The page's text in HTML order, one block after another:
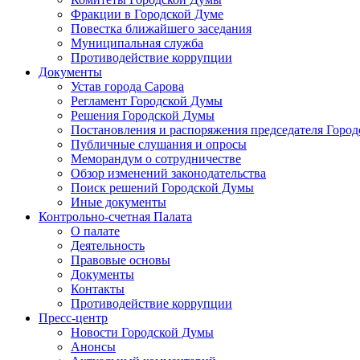
Фракции в Городской Думе
Повестка ближайшего заседания
Муниципальная служба
Противодействие коррупции
Документы
Устав города Сарова
Регламент Городской Думы
Решения Городской Думы
Постановления и распоряжения председателя
Публичные слушания и опросы
Меморандум о сотрудничестве
Обзор изменений законодательства
Поиск решений Городской Думы
Иные документы
Контрольно-счетная Палата
О палате
Деятельность
Правовые основы
Документы
Контакты
Противодействие коррупции
Пресс-центр
Новости Городской Думы
Анонсы